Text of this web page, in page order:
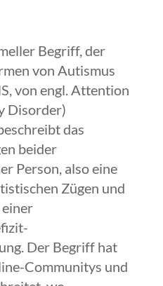
Begriff, der
von Autismus
von engl. Attention
Disorder)
das
beider
Person, also eine
Zügen und
Der Begriff hat
Communitys und